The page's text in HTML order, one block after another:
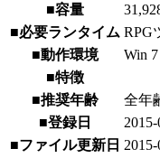
■容量
■必要ランタイム RPG
■動作環境
Win
■特徴
■推奨年齢
全年
■登録日
2015-
■ファイル更新日